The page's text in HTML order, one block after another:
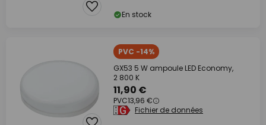
En stock
PVC -14%
GX53 5 W ampoule LED Economy,
2 800 K
11,90 €
PVC13,96 €
Fichier de données